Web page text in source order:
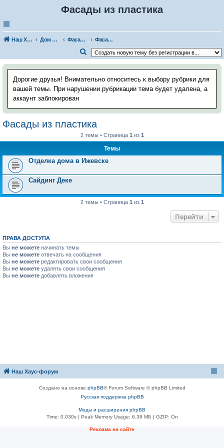
Фасады из пластика
Наш Хаус-форум Дом и стройка Фасады и фасадные материалы
Фасады из пластика
о
с
Дорогие друзья! Внимательно относитесь к выбору рубрики для
вашей темы. При нарушении рубрикации тема будет удалена, а
аккаунт заблокирован
Фасады из пластика
2 темы • Страница 1 из 1
Темы
Отделка дома в Ижевске
Сайдинг Деке
2 темы • Страница 1 из 1
Перейти
ПРАВА ДОСТУПА
Вы не можете начинать темы
Вы не можете отвечать на сообщения
Вы не можете редактировать свои сообщения
Вы не можете удалять свои сообщения
Вы не можете добавлять вложения
Наш Хаус-форум
Создано на основе phpBB® Forum Software © phpBB Limited
Русская поддержка phpBB
Моды и расширения phpBB
Time: 0.030s| Peak Memory Usage: 6.38 МБ | GZIP: On
Реклама на сайте